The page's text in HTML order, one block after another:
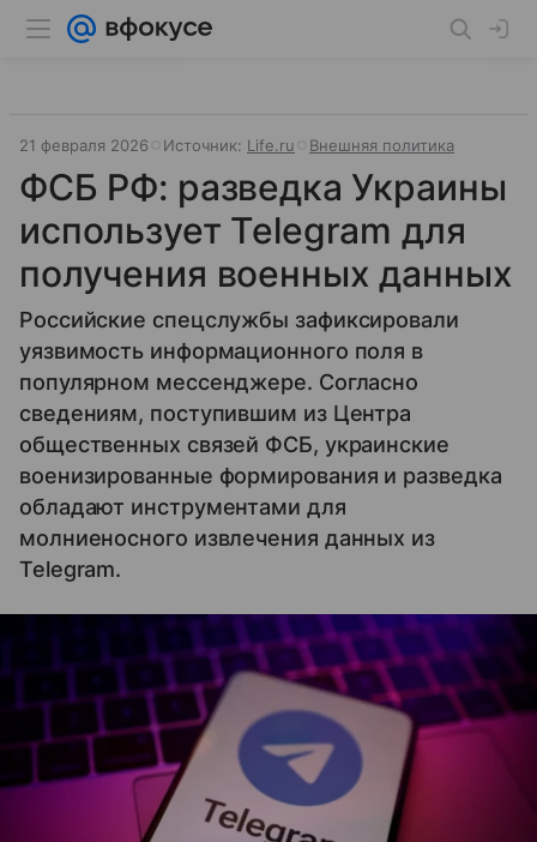
21 февраля 2026 Источник: Life.ru Внешняя политика
ФСБ РФ: разведка Украины
использует Telegram для
получения военных данных
Российские спецслужбы зафиксировали
уязвимость информационного поля в
популярном мессенджере. Согласно
сведениям, поступившим из Центра
общественных связей ФСБ, украинские
военизированные формирования и разведка
обладают инструментами для
молниеносного извлечения данных из
Telegram.